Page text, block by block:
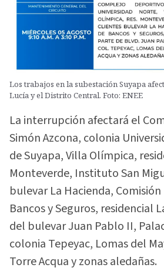
Los trabajos en la subestación Suyapa
Lucía y el Distrito Central. Foto: ENEE
La interrupción afectará el
Simón Azcona, colonia
de Suyapa, Villa Olímpica,
Monteverde, Instituto San
bulevar La Hacienda,
Bancos y Seguros, residencial
del bulevar Juan Pablo II,
colonia Tepeyac, Lomas del
Torre Acqua y zonas aledañas.